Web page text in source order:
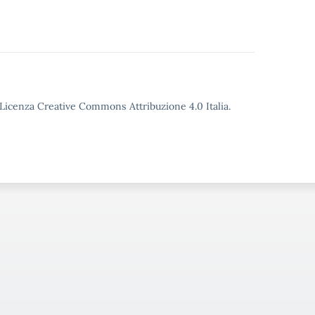
Creative Commons Attribuzione 4.0 Italia.